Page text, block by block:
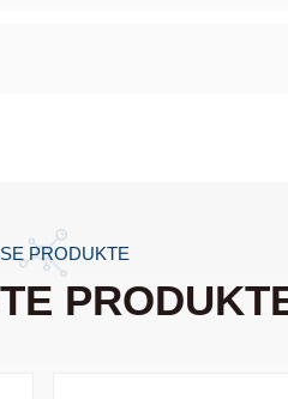
PRODUKTE